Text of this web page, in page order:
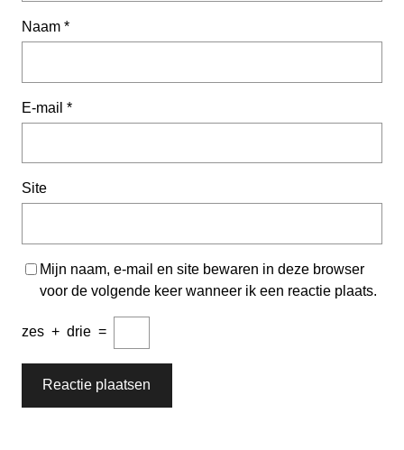
Naam *
E-mail *
Site
Mijn naam, e-mail en site bewaren in deze browser
voor de volgende keer wanneer ik een reactie plaats.
zes + drie =